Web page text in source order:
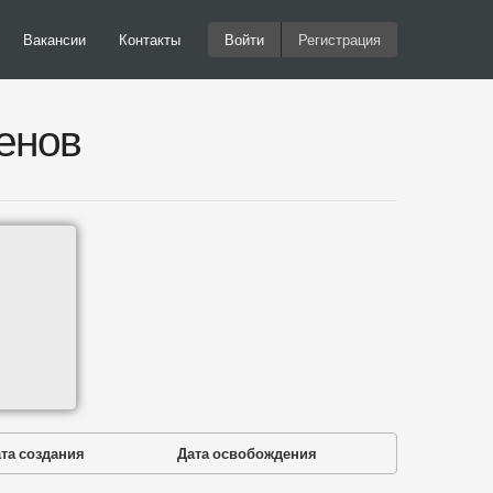
Вакансии Контакты Войти Регистрация
создания Дата освобождения